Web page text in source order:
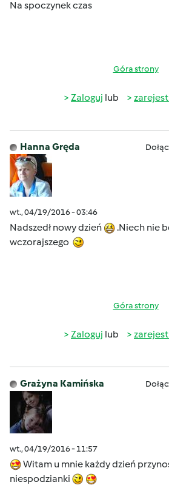
Na spoczynek czas
Góra strony
Zaloguj lub
Hanna Gręda
wt., 04/19/2016 - 03:46
Nadszedł nowy dzień
.Niech nie
wczorajszego
Góra strony
Zaloguj lub
Grażyna Kamińska
wt., 04/19/2016 - 11:57
Witam u mnie każdy dzień
niespodzianki